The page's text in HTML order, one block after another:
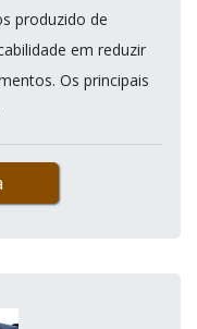
produzido de
em reduzir
Os principais